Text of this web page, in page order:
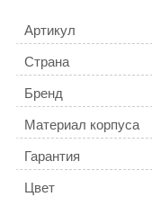
Артикул
Страна
Бренд
Материал корпуса
Гарантия
Цвет